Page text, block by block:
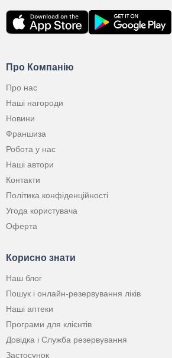
Про Компанію
Про нас
Наші нагороди
Новини
Франшиза
Робота у нас
Наші автори
Контакти
Політика конфіденційності
Угода користувача
Оферта
Корисно знати
Наш блог
Пошук і онлайн-резервування ліків
Наші аптеки
Програми для клієнтів
Довідка і Служба резервування
Застосунок